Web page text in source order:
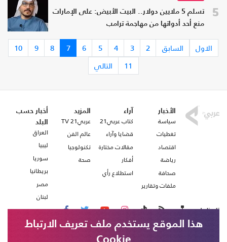
5
تسلم 5 ملايين دولار.. البيت الأبيض: على الإمارات
منع أحد أدواتها من مهاجمة ترامب
الاول السابق 2
3
4
5
6
7
8
9
10
11
التالي
الأخبار
سياسة
تغطيات
اقتصاد
رياضة
صحافة
ملفات وتقارير
آراء
كتاب عربي21
قضايا وآراء
مقالات مختارة
أفكار
استطلاع رأي
المزيد
عربي21 TV
عالم الفن
تكنولوجيا
صحة
أخبار حسب
البلد
العراق
ليبيا
سوريا
بريطانيا
مصر
لبنان
تابعنا على
هذا الموقع يستخدم ملف تعريف الارتباط